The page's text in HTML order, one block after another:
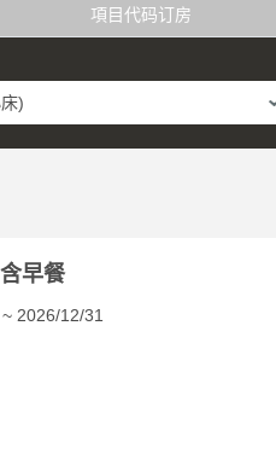
項目代码订房
)
早餐
2026/12/31